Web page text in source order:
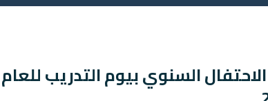
السنوي بيوم التدريب للعام